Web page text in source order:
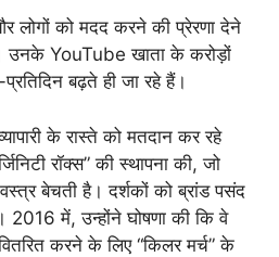
लोगों को मदद करने की प्रेरणा देने
उनके YouTube खाता के करोड़ों
बढ़ते ही जा रहे हैं।
के रास्ते को मतदान कर रहे
रॉक्स” की स्थापना की, जो
बेचती है। दर्शकों को ब्रांड पसंद
2016 में, उन्होंने घोषणा की कि वे
करने के लिए “किलर मर्च” के